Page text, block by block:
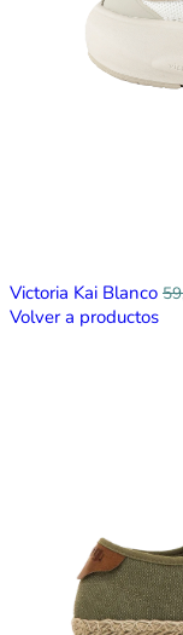
Victoria Kai Blanco
Volver a productos